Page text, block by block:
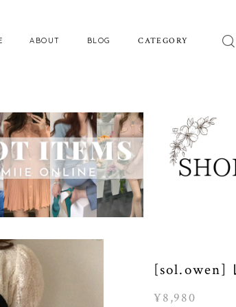
ABOUT BLOG CATEGORY
[sol.owen]
¥8,980